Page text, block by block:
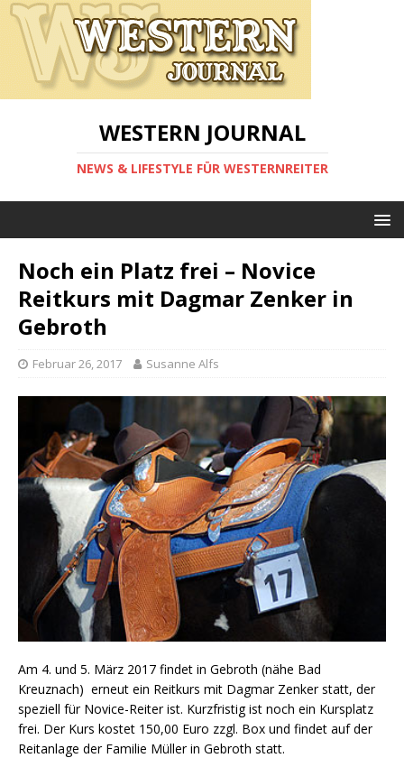
WESTERN JOURNAL
NEWS & LIFESTYLE FÜR WESTERNREITER
Noch ein Platz frei – Novice
Reitkurs mit Dagmar Zenker in
Gebroth
Februar 26, 2017 Susanne Alfs
Am 4. und 5. März 2017 findet in Gebroth (nähe Bad
Kreuznach) erneut ein Reitkurs mit Dagmar Zenker statt, der
speziell für Novice-Reiter ist. Kurzfristig ist noch ein Kursplatz
frei. Der Kurs kostet 150,00 Euro zzgl. Box und findet auf der
Reitanlage der Familie Müller in Gebroth statt.